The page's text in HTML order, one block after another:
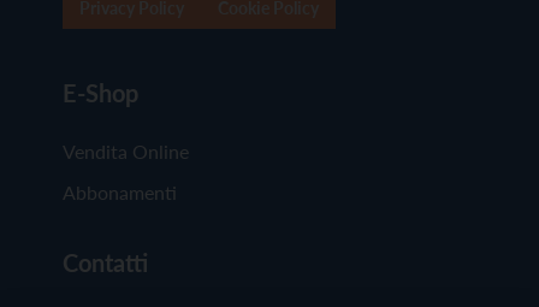
E-Shop
Vendita Online
Abbonamenti
Contatti